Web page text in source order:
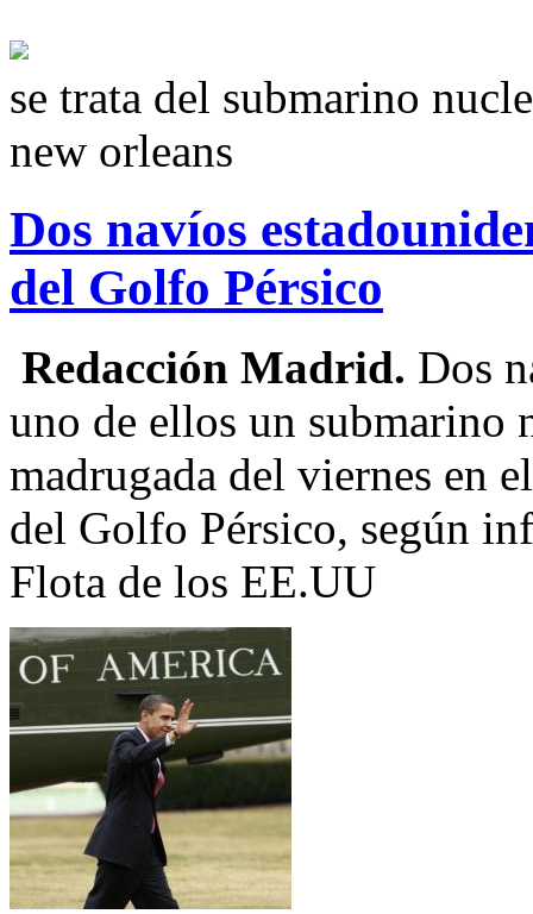
se trata del submarino
new orleans
Dos navíos
del Golfo Pérsico
Redacción Madrid. Dos
uno de ellos un submarino
madrugada del viernes en
del Golfo Pérsico, según
Flota de los EE.UU